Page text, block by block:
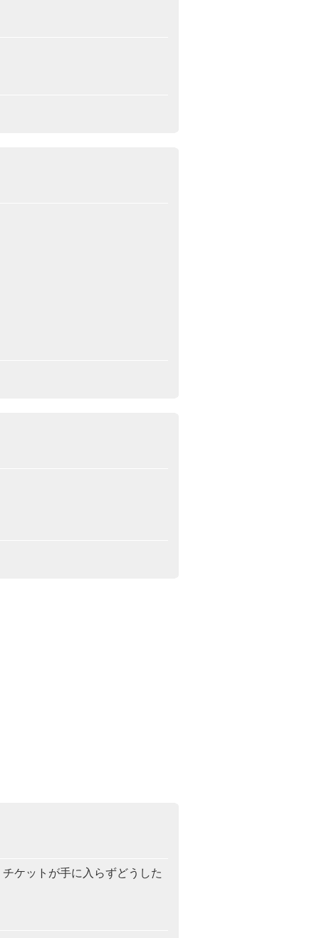
ケットが手に入らずどうした